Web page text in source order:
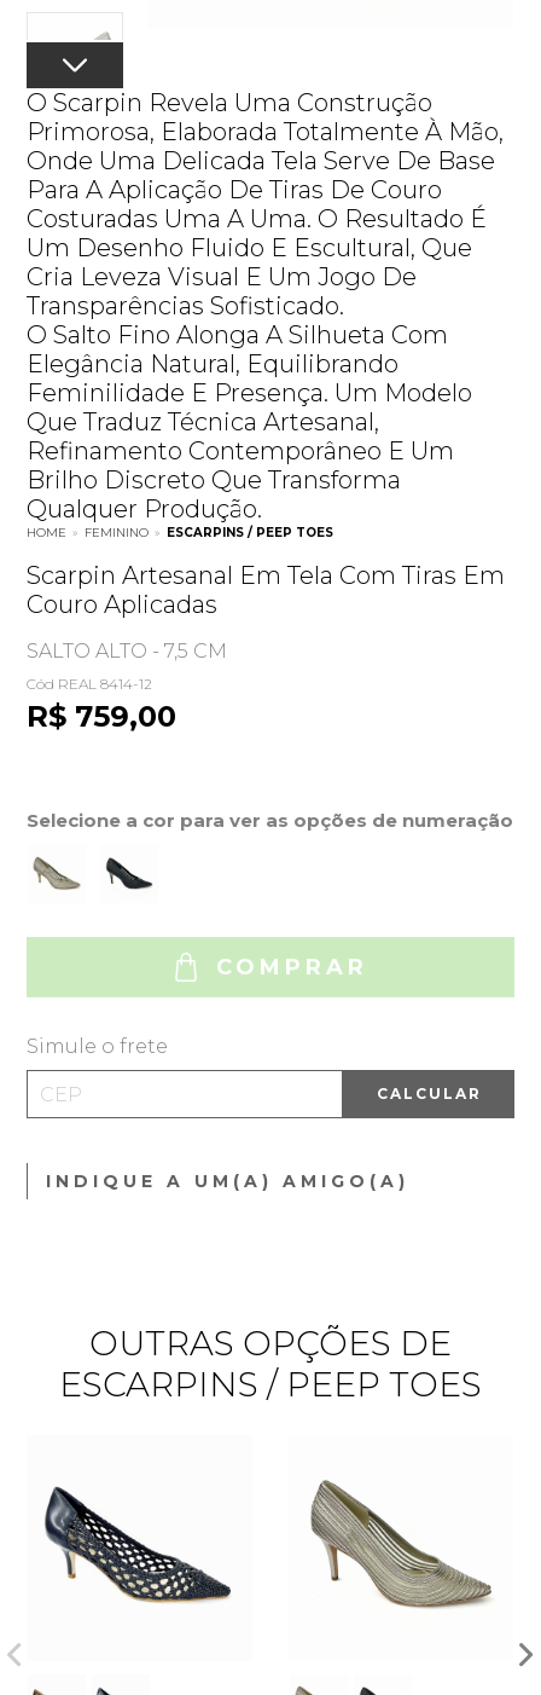
O Scarpin Revela Uma Construção
Primorosa, Elaborada Totalmente À Mão,
Onde Uma Delicada Tela Serve De Base
Para A Aplicação De Tiras De Couro
Costuradas Uma A Uma. O Resultado É
Um Desenho Fluido E Escultural, Que
Cria Leveza Visual E Um Jogo De
Transparências Sofisticado.
O Salto Fino Alonga A Silhueta Com
Elegância Natural, Equilibrando
Feminilidade E Presença. Um Modelo
Que Traduz Técnica Artesanal,
Refinamento Contemporâneo E Um
Brilho Discreto Que Transforma
Qualquer Produção.
HOME » FEMININO » ESCARPINS / PEEP TOES
Scarpin Artesanal Em Tela Com Tiras Em
Couro Aplicadas
SALTO ALTO - 7,5 CM
Cód REAL 8414-12
R$ 759,00
Selecione a cor para ver as opções de numeração
COMPRAR
Simule o frete
CALCULAR
INDIQUE A UM(A) AMIGO(A)
OUTRAS OPÇÕES DE
ESCARPINS / PEEP TOES